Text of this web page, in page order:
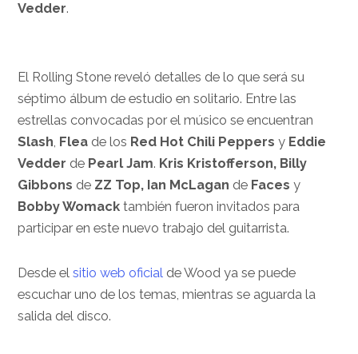
Vedder.
El Rolling Stone reveló detalles de lo que será su
séptimo álbum de estudio en solitario. Entre las
estrellas convocadas por el músico se encuentran
Slash, Flea de los Red Hot Chili Peppers y Eddie
Vedder de Pearl Jam. Kris Kristofferson, Billy
Gibbons de ZZ Top, Ian McLagan de Facesy
Bobby Womack también fueron invitados para
participar en este nuevo trabajo del guitarrista.
Desde elsitio web oficial de Wood ya se puede
escuchar uno de los temas, mientras se aguarda la
salida del disco.